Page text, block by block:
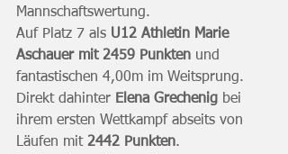
Mannschaftswertung.
Auf Platz 7 als U12 Athletin Marie
Aschauer mit 2459 Punkten und
fantastischen 4,00m im Weitsprung.
Direkt dahinter Elena Grechenig bei
ihrem ersten Wettkampf abseits von
Läufen mit 2442 Punkten.